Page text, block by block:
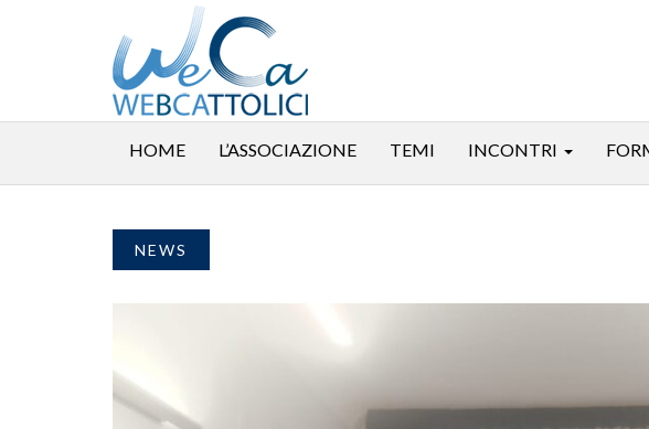
HOME L’ASSOCIAZIONE TEMI INCONTRI
NEWS